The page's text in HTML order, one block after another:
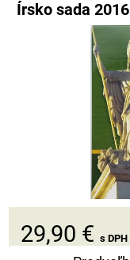
Írsko sada
29,90 € s DPH